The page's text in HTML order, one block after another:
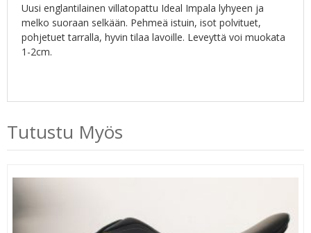
Uusi englantilainen villatopattu Ideal Impala lyhyeen ja
melko suoraan selkään. Pehmeä istuin, isot polvituet,
pohjetuet tarralla, hyvin tilaa lavoille. Leveyttä voi muokata
1-2cm.
Tutustu Myös